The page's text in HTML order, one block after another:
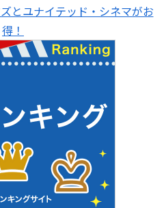
とユナイテッド・シネマがお
得！